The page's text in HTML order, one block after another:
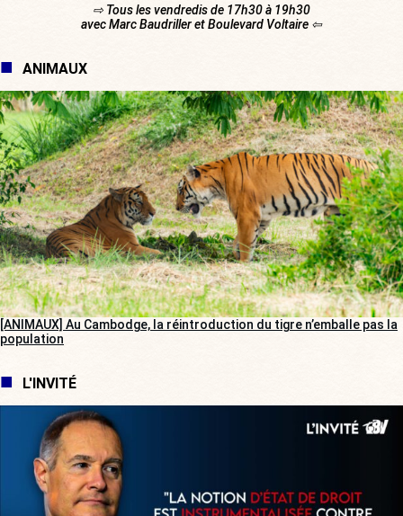
⇨ Tous les vendredis de 17h30 à 19h30
avec Marc Baudriller et Boulevard Voltaire ⇦
ANIMAUX
[ANIMAUX] Au Cambodge, la réintroduction du tigre n’emballe pas la
population
L'INVITÉ